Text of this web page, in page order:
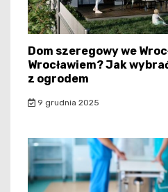
Dom szeregowy we
Wrocławiem? Jak
z ogrodem
9 grudnia 2025